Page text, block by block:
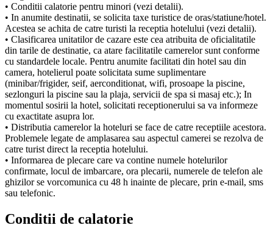
• Conditii calatorie pentru minori (vezi detalii).
• In anumite destinatii, se solicita taxe turistice de oras/statiune/hotel.
Acestea se achita de catre turisti la receptia hotelului (vezi detalii).
• Clasificarea unitatilor de cazare este cea atribuita de oficialitatile
din tarile de destinatie, ca atare facilitatile camerelor sunt conforme
cu standardele locale. Pentru anumite facilitati din hotel sau din
camera, hotelierul poate solicitata sume suplimentare
(minibar/frigider, seif, aerconditionat, wifi, prosoape la piscine,
sezlonguri la piscine sau la plaja, servicii de spa si masaj etc.); In
momentul sosirii la hotel, solicitati receptionerului sa va informeze
cu exactitate asupra lor.
• Distributia camerelor la hoteluri se face de catre receptiile acestora.
Problemele legate de amplasarea sau aspectul camerei se rezolva de
catre turist direct la receptia hotelului.
• Informarea de plecare care va contine numele hotelurilor
confirmate, locul de imbarcare, ora plecarii, numerele de telefon ale
ghizilor se vorcomunica cu 48 h inainte de plecare, prin e-mail, sms
sau telefonic.
Conditii de calatorie